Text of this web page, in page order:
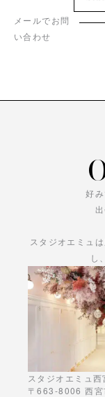
メールでお問
い合わせ
好
スタジオエミュ
し
あなた
スタジオエミュ西
〒663-8006 西